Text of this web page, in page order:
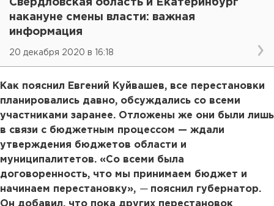
Свердловская область и Екатеринбург
накануне смены власти: важная
информация
20 декабря 2020 в 16:18
Как пояснил Евгений Куйвашев, все перестановки
планировались давно, обсуждались со всеми
участниками заранее. Отложены же они были лишь
в связи с бюджетным процессом — ждали
утверждения бюджетов области и
муниципалитетов. «Со всеми была
договоренность, что мы принимаем бюджет и
начинаем перестановку», —пояснил губернатор.
Он добавил, что пока других перестановок